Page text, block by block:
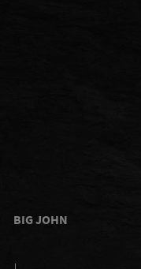
BIG JOHN